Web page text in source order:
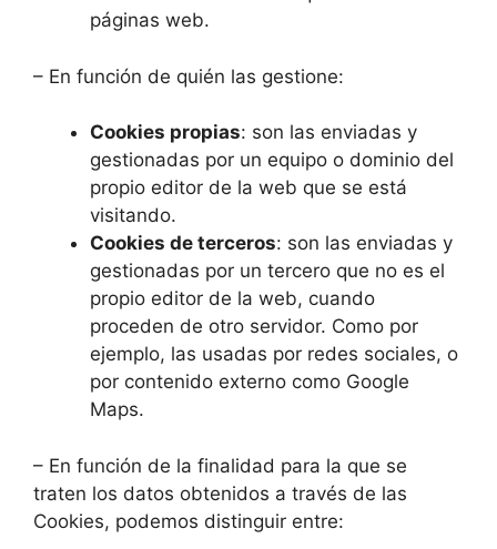
páginas web.
– En función de quién las gestione:
Cookies propias: son las enviadas y
gestionadas por un equipo o dominio del
propio editor de la web que se está
visitando.
Cookies de terceros: son las enviadas y
gestionadas por un tercero que no es el
propio editor de la web, cuando
proceden de otro servidor. Como por
ejemplo, las usadas por redes sociales, o
por contenido externo como Google
Maps.
– En función de la finalidad para la que se
traten los datos obtenidos a través de las
Cookies, podemos distinguir entre: